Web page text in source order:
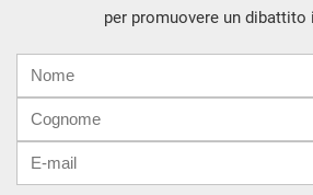
per promuovere un dibattito
mail